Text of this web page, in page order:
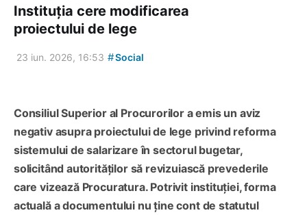
Instituția cere modificarea
proiectului de lege
23 iun. 2026, 16:53 #Social
Consiliul Superior al Procurorilor a emis un aviz
negativ asupra proiectului de lege privind reforma
sistemului de salarizare în sectorul bugetar,
solicitând autorităților să revizuiască prevederile
care vizează Procuratura. Potrivit instituției, forma
actuală a documentului nu ține cont de statutul